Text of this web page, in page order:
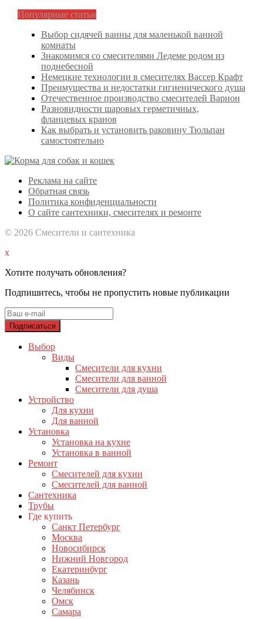
Популярные статьи
Выбор сидячей ванны для маленькой ванной
комнаты
Знакомимся со смесителями Ледеме родом из
поднебесной
Немецкие технологии в смесителях Вассер Крафт
Преимущества и недостатки гигиенического душа
Отечественное производство смесителей Варион
Разновидности шаровых герметичных,
фланцевых кранов
Как выбрать и установить раковину Тюльпан
самостоятельно
Реклама на сайте
Обратная связь
Политика конфиденциальности
О сайте сантехники, смесителях и ремонте
© 2026 Смесители и сантехника
x
Хотите получать обновления?
Подпишитесь, чтобы не пропустить новые публикации
Выбор
Виды
Смесители для кухни
Смесители для ванной
Смесители для душа
Устройство
Для кухни
Для ванной
Установка
Установка на кухне
Установка в ванной
Ремонт
Смесителей для кухни
Смесителей для ванной
Сантехника
Трубы
Где купить
Санкт Петербург
Москва
Новосибирск
Нижний Новгород
Екатеринбург
Казань
Челябинск
Омск
Самара